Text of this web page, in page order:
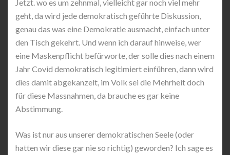
Jetzt. wo es um zehnmal, vielleicht gar noch viel mehr
geht, da wird jede demokratisch geführte Diskussion,
genau das was eine Demokratie ausmacht, einfach unter
den Tisch gekehrt. Und wenn ich darauf hinweise, wer
eine Maskenpflicht befürworte, der solle dies nach einem
Jahr Covid demokratisch legitimiert einführen, dann wird
dies damit abgekanzelt, im Volk sei die Mehrheit doch
für diese Massnahmen, da brauche es gar keine
Abstimmung.
Was ist nur aus unserer demokratischen Seele (oder
hatten wir diese gar nie so richtig) geworden? Ich sage es